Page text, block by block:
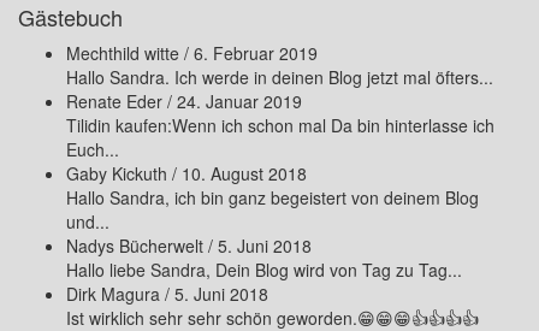
Gästebuch
Mechthild witte / 6. Februar 2019
Hallo Sandra. Ich werde in deinen Blog jetzt mal öfters...
Renate Eder / 24. Januar 2019
Tilidin kaufen:Wenn ich schon mal Da bin hinterlasse ich
Euch...
Gaby Kickuth / 10. August 2018
Hallo Sandra, ich bin ganz begeistert von deinem Blog
und...
Nadys Bücherwelt / 5. Juni 2018
Hallo liebe Sandra, Dein Blog wird von Tag zu Tag...
Dirk Magura / 5. Juni 2018
Ist wirklich sehr sehr schön geworden.😁😁😁👍👍👍👍